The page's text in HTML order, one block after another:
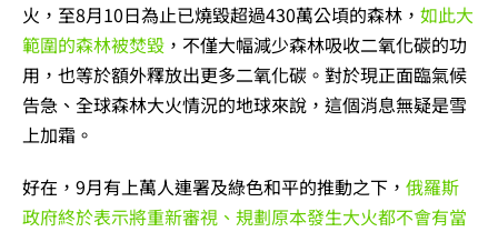
火，至8月10日為止已燒毀超過430萬公頃的森林， 如此大
範圍的森林被焚毀 ，不僅大幅減少森林吸收二氧化碳的功
用，也等於額外釋放出更多二氧化碳。對於現正面臨氣候
告急、全球森林大火情況的地球來說，這個消息無疑是雪
上加霜。
好在，9月有上萬人連署及綠色和平的推動之下， 俄羅斯
政府終於表示將重新審視、規劃原本發生大火都不會有當